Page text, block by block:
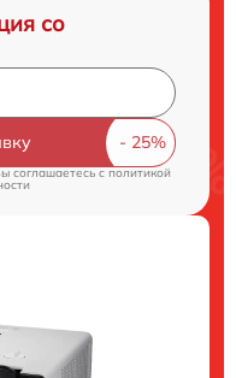
со
соглашаетесь cполитикой